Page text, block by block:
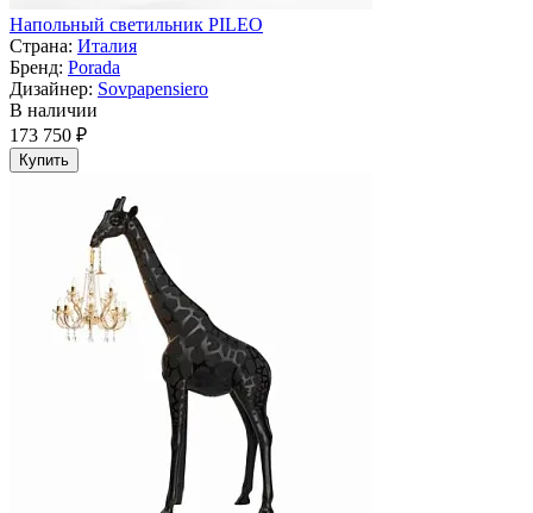
Напольный светильник PILEO
Страна: Италия
Бренд: Porada
Дизайнер: Sovpapensiero
В наличии
173 750 ₽
Купить